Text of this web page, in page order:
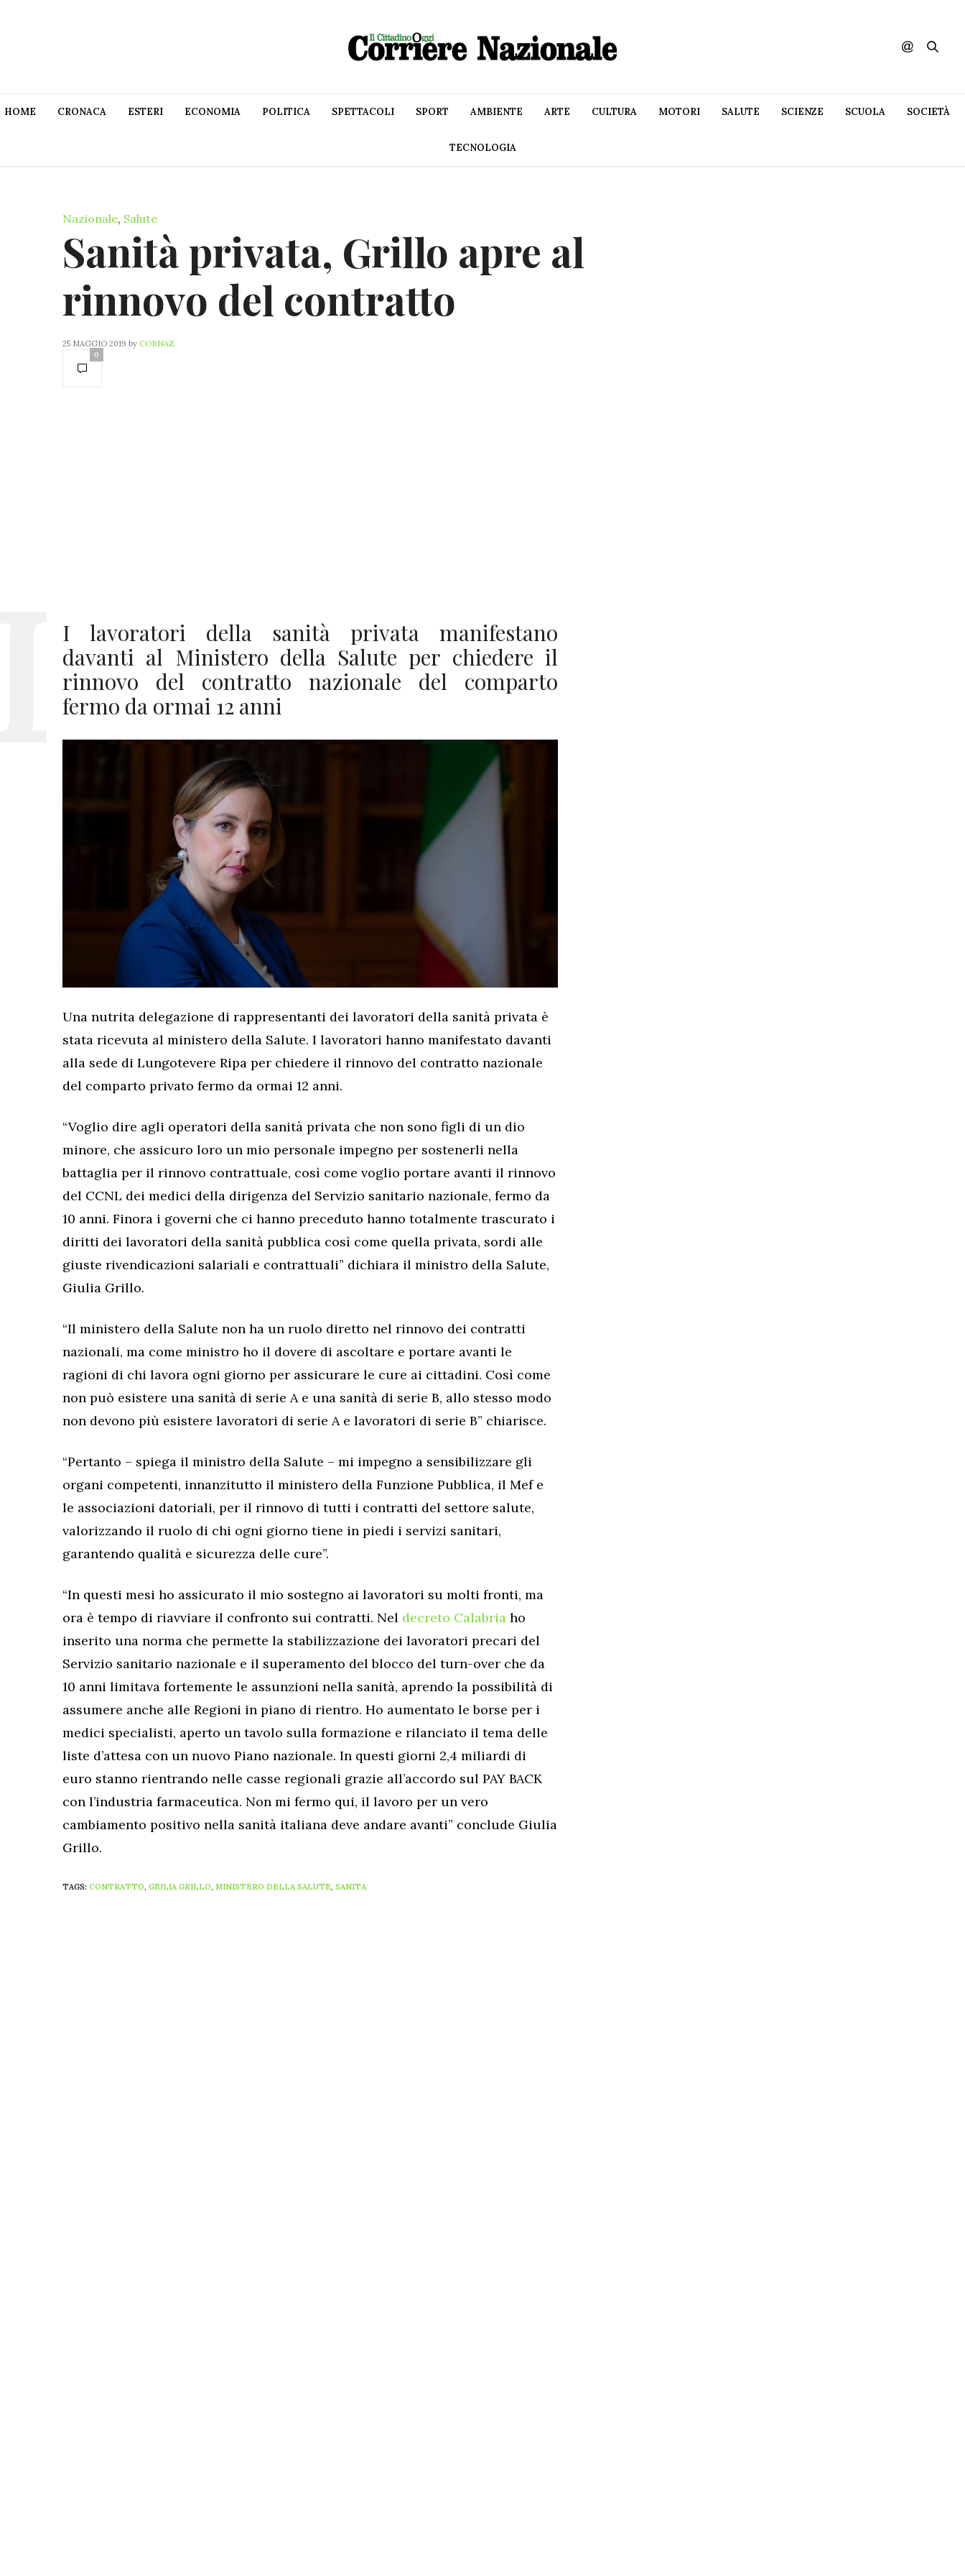
HOME CRONACA ESTERI ECONOMIA POLITICA SPETTACOLI SPORT AMBIENTE ARTE CULTURA MOTORI SALUTE SCIENZE SCUOLA SOCIETÀ
TECNOLOGIA
Nazionale, Salute
Sanità privata, Grillo apre al
rinnovo del contratto
25 MAGGIO 2019 by CORNAZ
0
I lavoratori della sanità privata manifestano
davanti al Ministero della Salute per chiedere il
rinnovo del contratto nazionale del comparto
fermo da ormai 12 anni
Una nutrita delegazione di rappresentanti dei lavoratori della sanità privata è
stata ricevuta al ministero della Salute. I lavoratori hanno manifestato davanti
alla sede di Lungotevere Ripa per chiedere il rinnovo del contratto nazionale
del comparto privato fermo da ormai 12 anni.
“Voglio dire agli operatori della sanità privata che non sono figli di un dio
minore, che assicuro loro un mio personale impegno per sostenerli nella
battaglia per il rinnovo contrattuale, così come voglio portare avanti il rinnovo
del CCNL dei medici della dirigenza del Servizio sanitario nazionale, fermo da
10 anni. Finora i governi che ci hanno preceduto hanno totalmente trascurato i
diritti dei lavoratori della sanità pubblica così come quella privata, sordi alle
giuste rivendicazioni salariali e contrattuali” dichiara il ministro della Salute,
Giulia Grillo.
“Il ministero della Salute non ha un ruolo diretto nel rinnovo dei contratti
nazionali, ma come ministro ho il dovere di ascoltare e portare avanti le
ragioni di chi lavora ogni giorno per assicurare le cure ai cittadini. Così come
non può esistere una sanità di serie A e una sanità di serie B, allo stesso modo
non devono più esistere lavoratori di serie A e lavoratori di serie B” chiarisce.
“Pertanto – spiega il ministro della Salute – mi impegno a sensibilizzare gli
organi competenti, innanzitutto il ministero della Funzione Pubblica, il Mef e
le associazioni datoriali, per il rinnovo di tutti i contratti del settore salute,
valorizzando il ruolo di chi ogni giorno tiene in piedi i servizi sanitari,
garantendo qualità e sicurezza delle cure”.
“In questi mesi ho assicurato il mio sostegno ai lavoratori su molti fronti, ma
ora è tempo di riavviare il confronto sui contratti. Nel decreto Calabria ho
inserito una norma che permette la stabilizzazione dei lavoratori precari del
Servizio sanitario nazionale e il superamento del blocco del turn-over che da
10 anni limitava fortemente le assunzioni nella sanità, aprendo la possibilità di
assumere anche alle Regioni in piano di rientro. Ho aumentato le borse per i
medici specialisti, aperto un tavolo sulla formazione e rilanciato il tema delle
liste d’attesa con un nuovo Piano nazionale. In questi giorni 2,4 miliardi di
euro stanno rientrando nelle casse regionali grazie all’accordo sul PAY BACK
con l’industria farmaceutica. Non mi fermo qui, il lavoro per un vero
cambiamento positivo nella sanità italiana deve andare avanti” conclude Giulia
Grillo.
TAGS: CONTRATTO, GIULIA GRILLO, MINISTERO DELLA SALUTE, SANITA